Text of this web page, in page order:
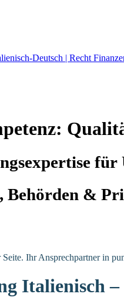
für
Behörden &
Ihr Ansprechpartner in
Italienisch